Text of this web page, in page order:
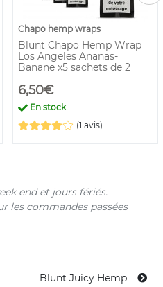
Chapo hemp wraps
Blunt Chapo Hemp Wrap
Los Angeles Ananas-
Banane x5 sachets de 2
6,50€
En stock
(1 avis)
end et jours fériés.
les commandes passées
Blunt Juicy Hemp